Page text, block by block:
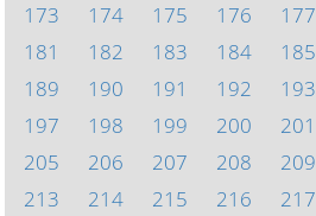
173
174 175 176 177
181
182 183 184 185
189
190 191 192 193
197
198 199 200 201
205
206 207 208 209
213
214 215 216 217